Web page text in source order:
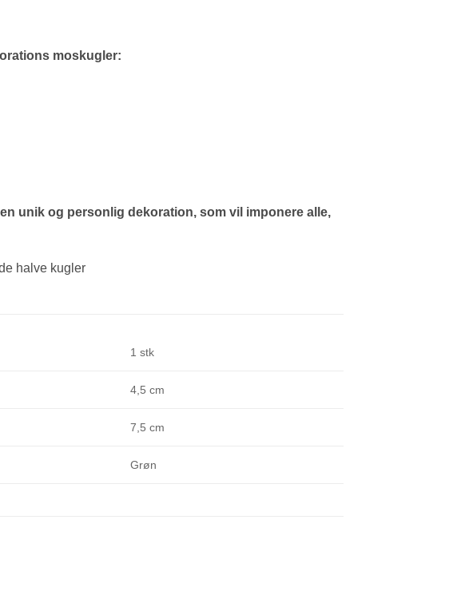
moskugler:
unik og personlig dekoration, som vil imponere alle,
halve kugler
1 stk
4,5 cm
7,5 cm
Grøn